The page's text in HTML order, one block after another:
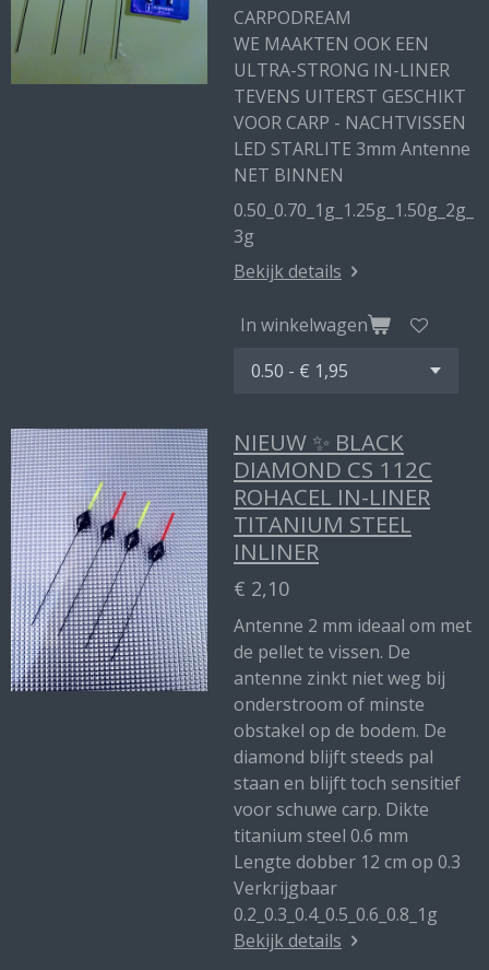
CARPODREAM
WE MAAKTEN OOK EEN
ULTRA-STRONG IN-LINER
TEVENS UITERST GESCHIKT
VOOR CARP - NACHTVISSEN
LED STARLITE 3mm Antenne
NET BINNEN
0.50_0.70_1g_1.25g_1.50g_2g_
3g
Bekijk details
In winkelwagen
NIEUW ✨ BLACK
DIAMOND CS 112C
ROHACEL IN-LINER
TITANIUM STEEL
INLINER
€ 2,10
Antenne 2 mm ideaal om met
de pellet te vissen. De
antenne zinkt niet weg bij
onderstroom of minste
obstakel op de bodem. De
diamond blijft steeds pal
staan en blijft toch sensitief
voor schuwe carp. Dikte
titanium steel 0.6 mm
Lengte dobber 12 cm op 0.3
Verkrijgbaar
0.2_0.3_0.4_0.5_0.6_0.8_1g
Bekijk details